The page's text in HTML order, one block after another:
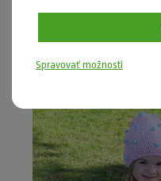
Spravovať možnosti